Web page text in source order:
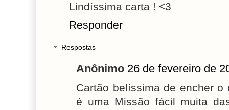
Lindíssima carta ! <3
Responder
Respostas
Anônimo 26 de fevereiro de
Cartão belíssima de encher
é uma Missão fácil muita